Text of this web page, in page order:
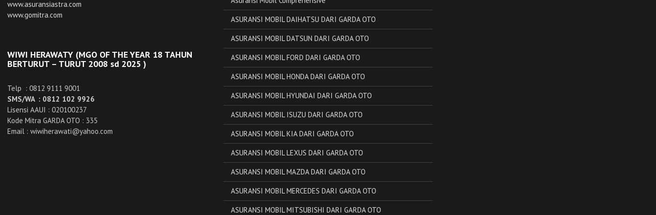
www.asuransiastra.com
www.gomitra.com
WIWI HERAWATY (MGO OF THE YEAR 18 TAHUN
BERTURUT – TURUT 2008 sd 2025 )
Telp : 0812 9111 9001
SMS/WA : 0812 102 9926
Lisensi AAUI : 020100237
Kode Mitra GARDA OTO : 335
Email : wiwiherawati@yahoo.com
ASURANSI MOBIL DAIHATSU DARI GARDA OTO
ASURANSI MOBIL DATSUN DARI GARDA OTO
ASURANSI MOBIL FORD DARI GARDA OTO
ASURANSI MOBIL HONDA DARI GARDA OTO
ASURANSI MOBIL HYUNDAI DARI GARDA OTO
ASURANSI MOBIL ISUZU DARI GARDA OTO
ASURANSI MOBIL KIA DARI GARDA OTO
ASURANSI MOBIL LEXUS DARI GARDA OTO
ASURANSI MOBIL MAZDA DARI GARDA OTO
ASURANSI MOBIL MERCEDES DARI GARDA OTO
ASURANSI MOBIL MITSUBISHI DARI GARDA OTO